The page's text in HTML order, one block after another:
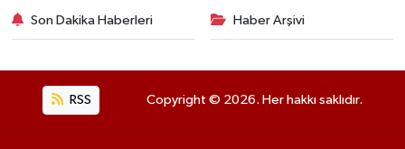
Son Dakika Haberleri Haber Arşivi
RSS Copyright © 2026. Her hakkı saklıdır.